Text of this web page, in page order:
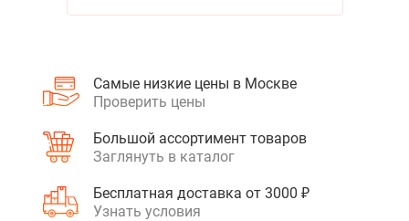
Самые низкие цены в Москве
Проверить цены
Большой ассортимент товаров
Заглянуть в каталог
Бесплатная доставка от 3000 ₽
Узнать условия